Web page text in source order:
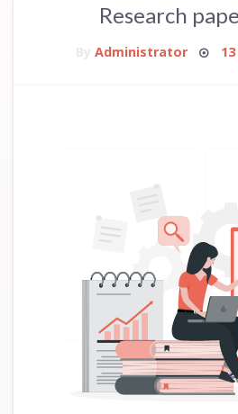
Research
Administrator